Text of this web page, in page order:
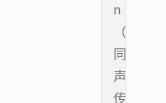
n
（
同
声
传